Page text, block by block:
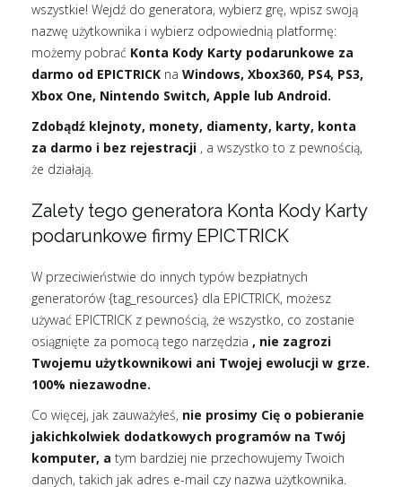
wszystkie! Wejdź do generatora, wybierz grę, wpisz swoją
nazwę użytkownika i wybierz odpowiednią platformę:
możemy pobrać Konta Kody Karty podarunkowe za
darmo od EPICTRICK na Windows, Xbox360, PS4, PS3,
Xbox One, Nintendo Switch, Apple lub Android.
Zdobądź klejnoty, monety, diamenty, karty, konta
za darmo i bez rejestracji , a wszystko to z pewnością,
że działają.
Zalety tego generatora Konta Kody Karty
podarunkowe firmy EPICTRICK
W przeciwieństwie do innych typów bezpłatnych
generatorów {tag_resources} dla EPICTRICK, możesz
używać EPICTRICK z pewnością, że wszystko, co zostanie
osiągnięte za pomocą tego narzędzia , nie zagrozi
Twojemu użytkownikowi ani Twojej ewolucji w grze.
100% niezawodne.
Co więcej, jak zauważyłeś, nie prosimy Cię o pobieranie
jakichkolwiek dodatkowych programów na Twój
komputer, a tym bardziej nie przechowujemy Twoich
danych, takich jak adres e-mail czy nazwa użytkownika.